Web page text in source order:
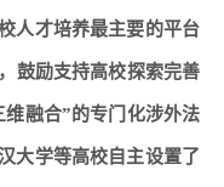
人才培养最主要的平台
鼓励支持高校探索完善
融合”的专门化涉外法
大学等高校自主设置了